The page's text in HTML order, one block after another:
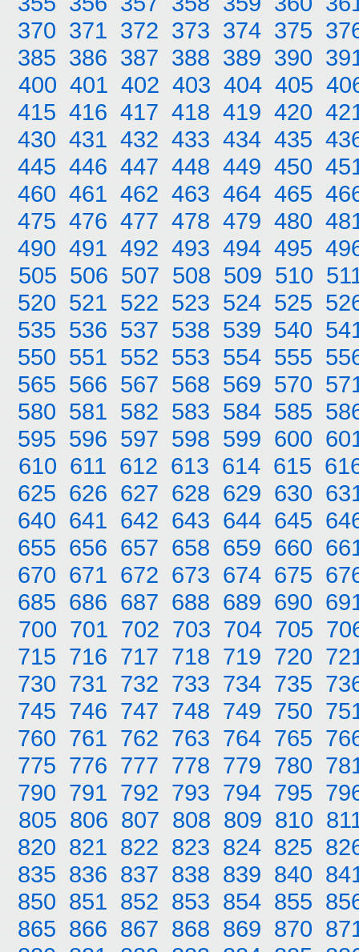
370 371 372 373 374 375
385 386 387 388 389 390
400 401 402 403 404 405
415 416 417 418 419 420
430 431 432 433 434 435
445 446 447 448 449 450
460 461 462 463 464 465
475 476 477 478 479 480
490 491 492 493 494 495
505 506 507 508 509 510
520 521 522 523 524 525
535 536 537 538 539 540
550 551 552 553 554 555
565 566 567 568 569 570
580 581 582 583 584 585
595 596 597 598 599 600
610 611 612 613 614 615
625 626 627 628 629 630
640 641 642 643 644 645
655 656 657 658 659 660
670 671 672 673 674 675
685 686 687 688 689 690
700 701 702 703 704 705
715 716 717 718 719 720
730 731 732 733 734 735
745 746 747 748 749 750
760 761 762 763 764 765
775 776 777 778 779 780
790 791 792 793 794 795
805 806 807 808 809 810
820 821 822 823 824 825
835 836 837 838 839 840
850 851 852 853 854 855
865 866 867 868 869 870